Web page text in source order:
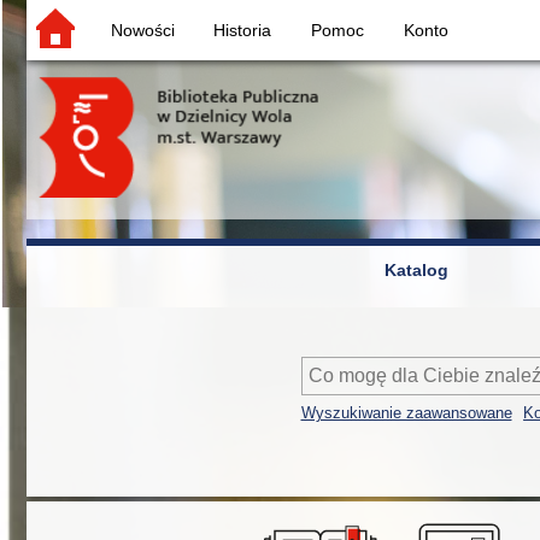
Nowości Historia Pomoc Konto
Katalog
Wyszukiwanie zaawansowane